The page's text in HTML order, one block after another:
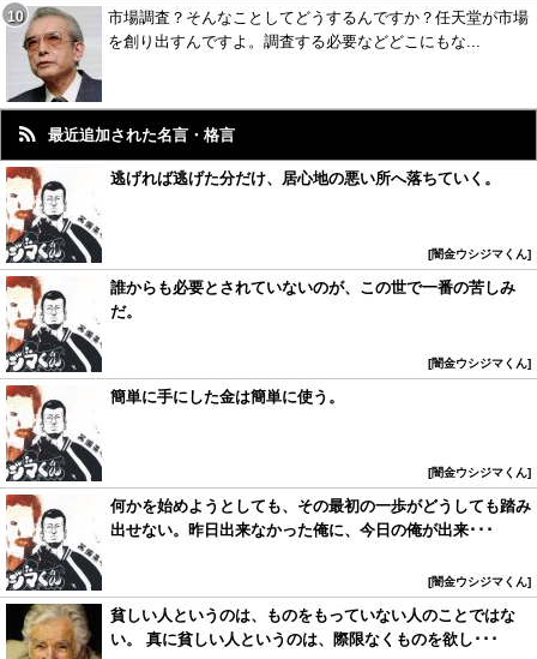
市場調査？そんなことしてどうするんですか？任天堂が市場
を創り出すんですよ。調査する必要などどこにもな...
最近追加された名言・格言
逃げれば逃げた分だけ、居心地の悪い所へ落ちていく。
闇金ウシジマくん
誰からも必要とされていないのが、この世で一番の苦しみ
だ。
闇金ウシジマくん
簡単に手にした金は簡単に使う。
闇金ウシジマくん
何かを始めようとしても、その最初の一歩がどうしても踏み
出せない。昨日出来なかった俺に、今日の俺が出来･･･
闇金ウシジマくん
貧しい人というのは、ものをもっていない人のことではな
い。 真に貧しい人というのは、際限なくものを欲し･･･